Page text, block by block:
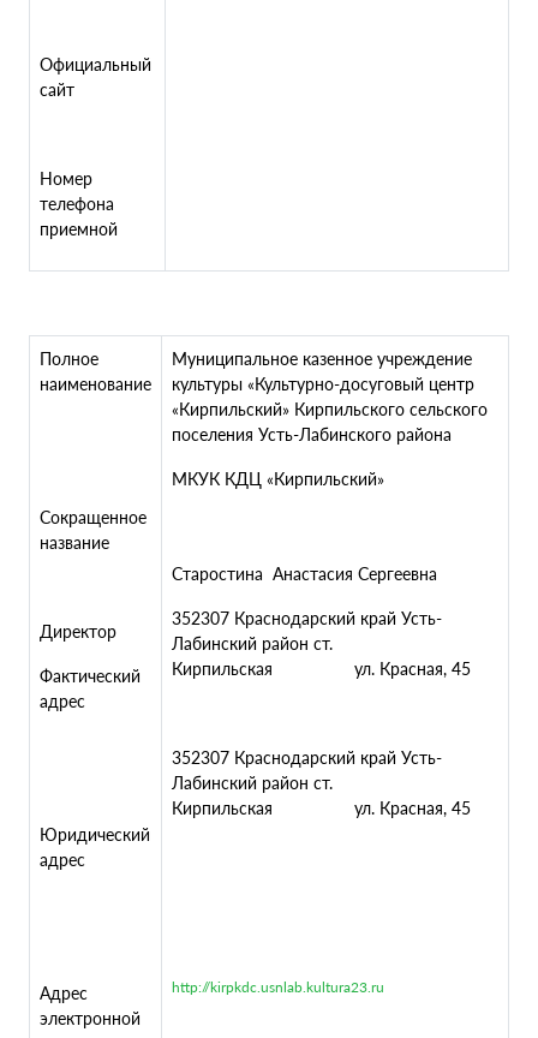
Официальный
сайт
Номер
телефона
приемной
Полное
наименование
Сокращенное
название
Директор
Фактический
адрес
Юридический
адрес
Адрес
электронной
Муниципальное казенное учреждение
культуры «Культурно-досуговый центр
«Кирпильский» Кирпильского сельского
поселения Усть-Лабинского района
МКУК КДЦ «Кирпильский»
Старостина Анастасия Сергеевна
352307 Краснодарский край Усть-
Лабинский район ст.
Кирпильская ул. Красная, 45
352307 Краснодарский край Усть-
Лабинский район ст.
Кирпильская ул. Красная, 45
http://kirpkdc.usnlab.kultura23.ru